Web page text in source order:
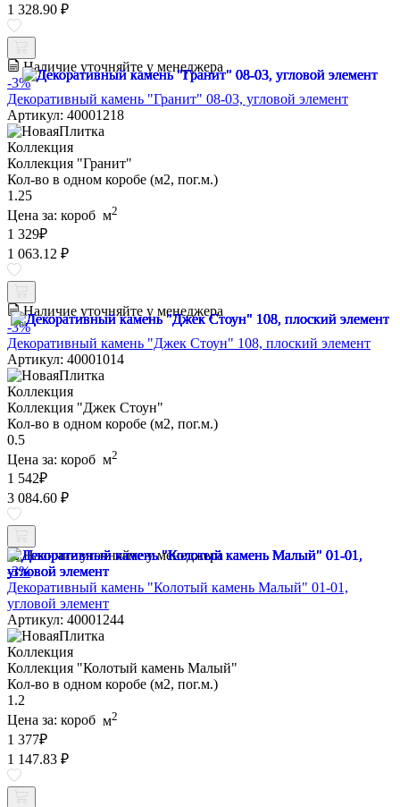
1 328.90 ₽
Наличие уточняйте у менеджера
-3%
Декоративный камень "Гранит" 08-03, угловой элемент
Артикул: 40001218
Коллекция
Коллекция "Гранит"
Кол-во в одном коробе (м2, пог.м.)
1.25
Цена за: короб м2
1 329₽
1 063.12 ₽
Наличие уточняйте у менеджера
-3%
Декоративный камень "Джек Стоун" 108, плоский элемент
Артикул: 40001014
Коллекция
Коллекция "Джек Стоун"
Кол-во в одном коробе (м2, пог.м.)
0.5
Цена за: короб м2
1 542₽
3 084.60 ₽
Наличие уточняйте у менеджера
-3%
Декоративный камень "Колотый камень Малый" 01-01,
угловой элемент
Артикул: 40001244
Коллекция
Коллекция "Колотый камень Малый"
Кол-во в одном коробе (м2, пог.м.)
1.2
Цена за: короб м2
1 377₽
1 147.83 ₽